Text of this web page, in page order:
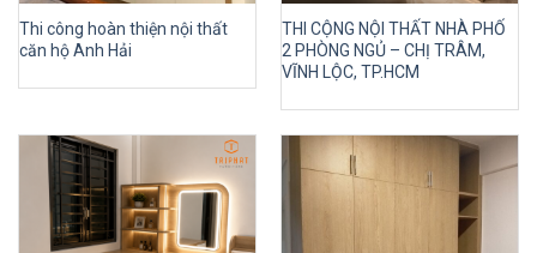
Thi công hoàn thiện nội thất
căn hộ Anh Hải
THI CỘNG NỘI THẤT NHÀ PHỐ
2 PHÒNG NGỦ – CHỊ TRÂM,
VĨNH LỘC, TP.HCM